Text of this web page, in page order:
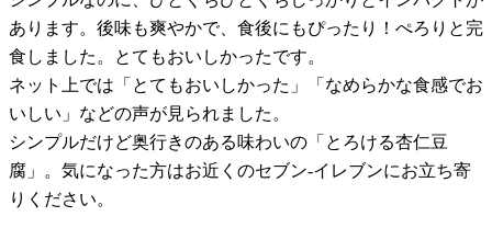
あります。後味も爽やかで、食後にもぴったり！ぺろりと完
食しました。とてもおいしかったです。
ネット上では「とてもおいしかった」「なめらかな食感でお
いしい」などの声が見られました。
シンプルだけど奥行きのある味わいの「とろける杏仁豆
腐」。気になった方はお近くのセブン-イレブンにお立ち寄
りください。